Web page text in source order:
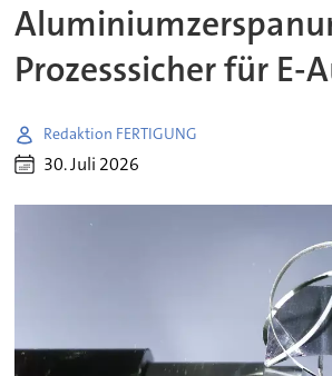
Prozesssicher für E-
Redaktion FERTIGUNG
30. Juli 2026